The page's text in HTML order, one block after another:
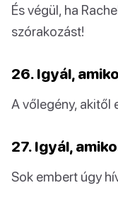
És végül, ha
szórakozást!
26. Igyál,
A vőlegény, akitől
27. Igyál,
Sok embert úgy